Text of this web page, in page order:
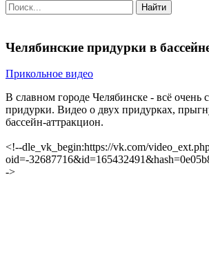
Найти
Челябинские придурки в
Прикольное видео
В славном городе Челябинске - всё очень
придурки. Видео о двух придурках,
бассейн-аттракцион.
<!--dle_vk_begin:https://vk.com/
oid=-
->